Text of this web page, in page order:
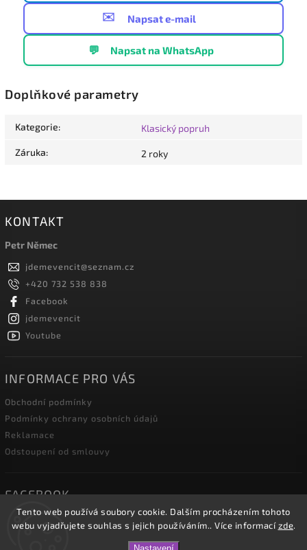
Tento web používá soubory cookie. Dalším procházením tohoto
webu vyjadřujete souhlas s jejich používáním.. Více informacízde.
✉️ Napsat e-mail
💬 Napsat na WhatsApp
Doplňkové parametry
Kategorie: Klasický popruh
Záruka: 2 roky
KONTAKT
Petr Němec
jdemevencit@seznam.cz
+420 732 538 838
Facebook
jdemevencit
Youtube
INFORMACE PRO VÁS
Obchodní podmínky
Podmínky ochrany osobních údajů
Reklamace
Odstoupení od smlouvy
FACEBOOK